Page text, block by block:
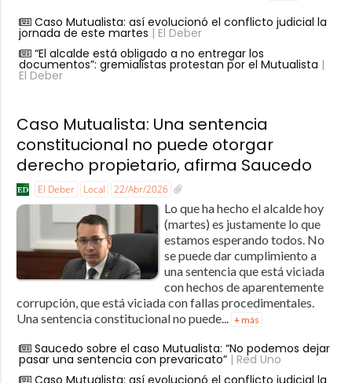
Caso Mutualista: así evolucionó el conflicto judicial la
jornada de este martes | El Deber
“El alcalde está obligado a no entregar los
documentos”: gremialistas protestan por el Mutualista |
El Deber
Caso Mutualista: Una sentencia
constitucional no puede otorgar
derecho propietario, afirma Saucedo
El Deber Local 22/Abr/2026
Lo que ha hecho el alcalde hoy
(martes) es justamente lo que
estamos esperando todos. No
se puede dar cumplimiento a
una sentencia que está viciada
con hechos de aparentemente
corrupción, que está viciada con fallas procedimentales.
Una sentencia constitucional no puede...
+ más
Saucedo sobre el caso Mutualista: “No podemos dejar
pasar una sentencia con prevaricato”| Red Uno
Caso Mutualista: así evolucionó el conflicto judicial la